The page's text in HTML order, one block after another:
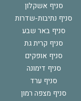
סניף אשקלון
סניף נתיבות-שדרות
סניף באר שבע
סניף קרית גת
סניף אופקים
סניף דימונה
סניף ערד
סניף מצפה רמון